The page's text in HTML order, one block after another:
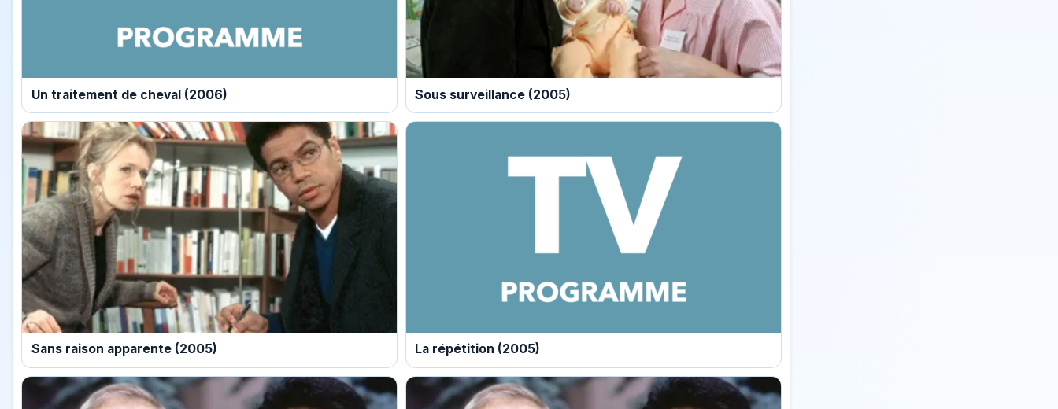
Un traitement de cheval (2006) Sous surveillance (2005)
Sans raison apparente (2005) La répétition (2005)